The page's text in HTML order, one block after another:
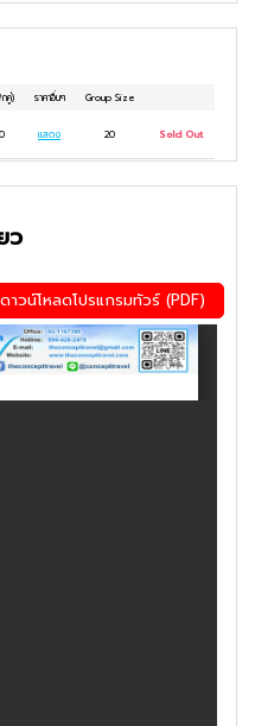
คู่) ราคาอื่นๆ Group Size
แสดง 20 Sold Out
ว
ดาวน์โหลดโปรแกรมทัวร์ (PDF)